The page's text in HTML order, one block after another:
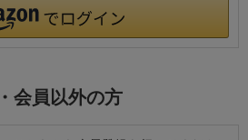
会員以外の方